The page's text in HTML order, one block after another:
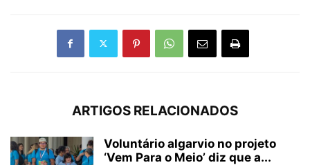
ARTIGOS RELACIONADOS
Voluntário algarvio no projeto
‘Vem Para o Meio’ diz que a...